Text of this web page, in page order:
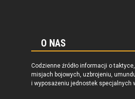
O NAS
Codzienne źródło informacji o
misjach bojowych, uzbrojeniu,
i wyposażeniu jednostek specjalnych